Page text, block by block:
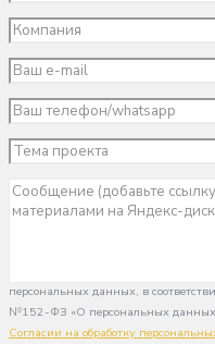
Нажимая кнопку «Отправить», я
персональных данных, в
№152-ФЗ «О персональных
Согласии на обработку